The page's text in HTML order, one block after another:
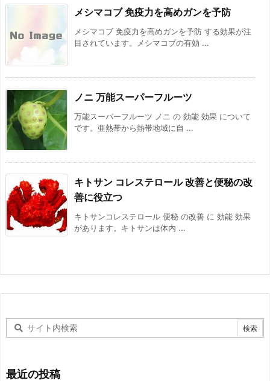
メシマコブ 免疫力を高めガンを予防
メシマコブ 免疫力を高めガンを予防 する効果が注
目されています。メシマコブの有効 ...
ノニ 万能スーパーフルーツ
万能スーパーフルーツ ノニ の 効能 効果 について
です。亜熱帯から熱帯地域に自 ...
キトサン コレステロール 改善と便秘の改
善に役立つ
キトサンコレステロール 便秘 の改善 に 効能 効果
があります。キトサンは体内 ...
最近の投稿